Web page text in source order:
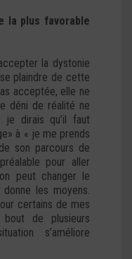
la plus favorable
la dystonie
plaindre de cette
acceptée, elle ne
déni de réalité ne
je dirais qu’il faut
à « je me prends
son parcours de
pour aller
peut changer le
les moyens.
certains de mes
de plusieurs
s’améliore